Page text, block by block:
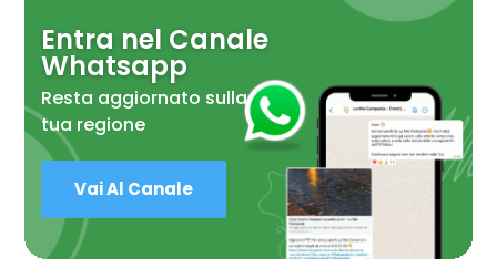
Entra nel Canale
Whatsapp
Resta aggiornato sulla
tua regione
Vai Al Canale